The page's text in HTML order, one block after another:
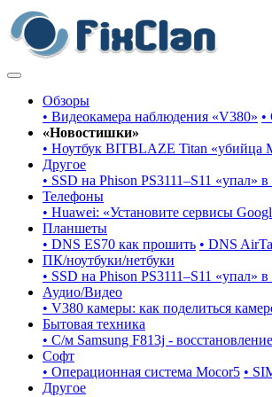
Обзоры
• Видеокамера наблюдения «V380» •
«Новостишки»
• Ноутбук BITBLAZE Titan «убийца
Другое
• SSD на Phison PS3111–S11
Телефоны
• Huawei: «Установите сервисы
Планшеты
• DNS ES70 как прошить • DNS
ПК/ноутбуки/нетбуки
• SSD на Phison PS3111–S11
Аудио/Видео
• V380 камеры: как поделиться
Бытовая техника
• С/м Samsung F813j - восстановление
Софт
• Операционная система Mocor5 •
Другое